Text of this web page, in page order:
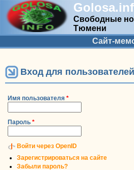
Свободные
Тюмени
Дополнительное
Сайт-
Вход для пользователей
Имя пользователя *
Пароль *
Войти через OpenID
Зарегистрироваться на сайте
Забыли пароль?